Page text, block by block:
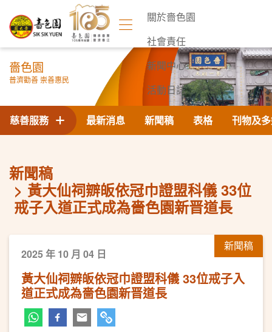
關於嗇色園
社會責任
新聞中心
活動日誌
聯絡我們
嗇色園
普濟勸善 崇善惠民
最新消息 新聞稿 表格 刊物及
慈善服務
新聞稿
黃大仙祠辧皈依冠巾證盟科儀 33位
戒子入道正式成為嗇色園新晋道長
新聞稿
2025 年 10 月 04 日
黃大仙祠辧皈依冠巾證盟科儀 33位戒子入
道正式成為嗇色園新晋道長